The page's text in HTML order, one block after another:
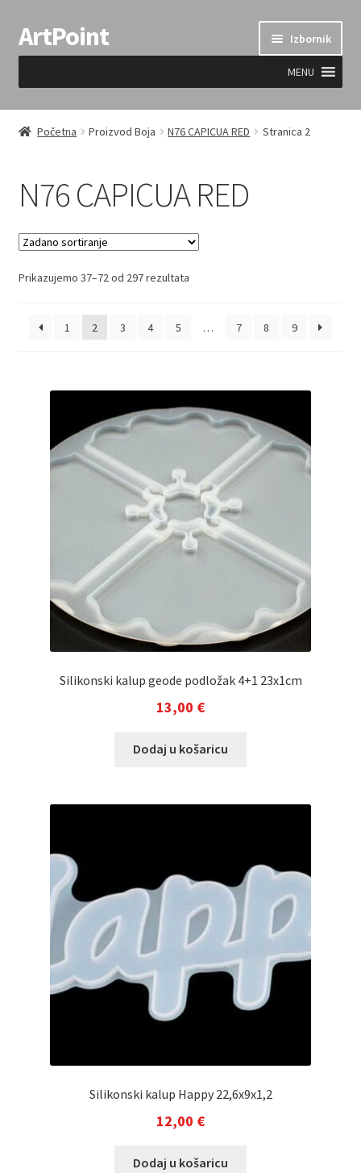
Preskoči
na
Skoči
do
ArtPoint Izbornik
MENU
Uvjeti prodaje
Početna Proizvod Boja N76 CAPICUA RED Stranica 2
N76 CAPICUA RED
Prikazujemo 37–72 od 297 rezultata
1 2 3 4 5 … 7 8 9
Silikonski kalup geode podložak 4+1 23x1cm
13,00 €
Dodaj u košaricu
Silikonski kalup Happy 22,6x9x1,2
12,00 €
Dodaj u košaricu